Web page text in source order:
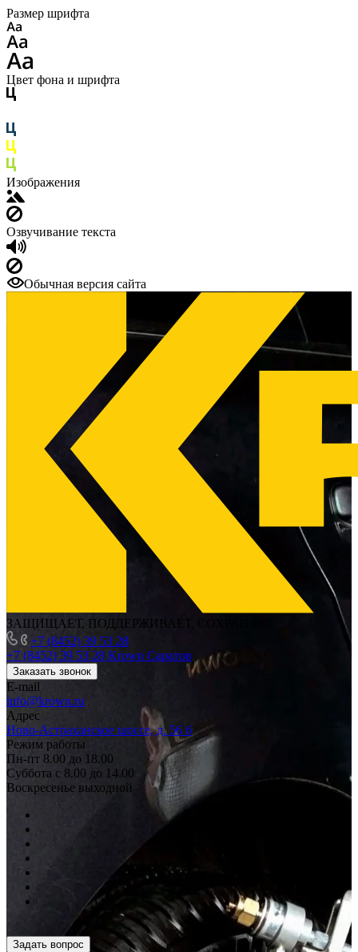
Размер шрифта
Цвет фона и шрифта
Изображения
Озвучивание текста
Обычная версия сайта
ЗАЩИЩАЕТ, ПОДДЕРЖИВАЕТ, СОХРАНЯЕТ
+7 (8452) 39 53 28
+7 (8452) 39 53 28 Krown Саратов
Заказать звонок
E-mail
info@krown.ru
Адрес
Ново-Астраханское шоссе, д. 56 б
Режим работы
Пн-пт 8.00 до 18.00
Суббота с 8.00 до 14.00
Воскресенье выходной
Задать вопрос